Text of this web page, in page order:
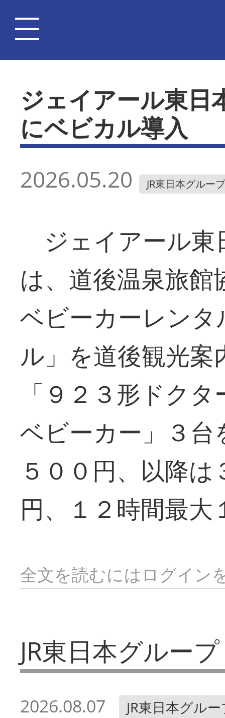
ジェイアール東
にベビカル導入
2026.05.20 JR東日本グループ
ジェイアール東
は、道後温泉旅
ベビーカーレン
ル」を道後観光
「９２３形ドク
ベビーカー」３台
５００円、以降
円、１２時間最大
全文を読むにはログイン
JR東日本グループ
2026.08.07 JR東日本グル